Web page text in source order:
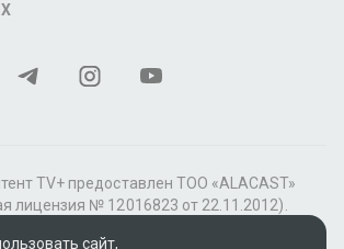
TV+ предоставлен ТОО «ALACAST»
лицензия № 12016823 от 22.11.2012).
«Видео по подписке» для «Пакета
сайт,